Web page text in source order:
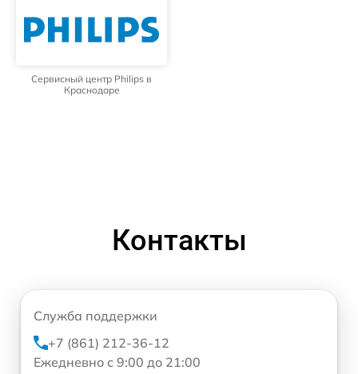
Сервисный центр Philips в
Краснодаре
Контакты
Служба поддержки
+7 (861) 212-36-12
Ежедневно с 9:00 до 21:00